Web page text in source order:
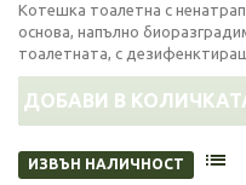
Котешка тоалетна с
основа, напълно
тоалетната, с
ДОБАВИ В
ИЗВЪН НАЛИЧНОСТ